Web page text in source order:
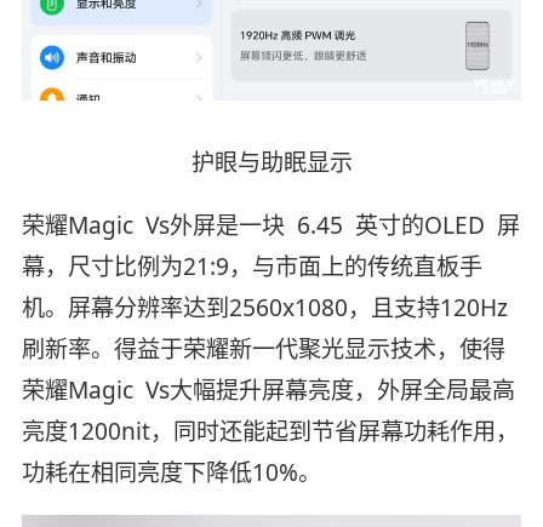
护眼与助眠显示
荣耀Magic Vs外屏是一块 6.45 英寸的OLED 屏
幕，尺寸比例为21:9，与市面上的传统直板手
机。屏幕分辨率达到2560x1080，且支持120Hz
刷新率。得益于荣耀新一代聚光显示技术，使得
荣耀Magic Vs大幅提升屏幕亮度，外屏全局最高
亮度1200nit，同时还能起到节省屏幕功耗作用，
功耗在相同亮度下降低10%。